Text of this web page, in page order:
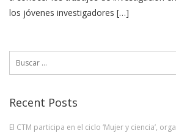
los jóvenes investigadores […]
Recent Posts
El CTM participa en el ciclo ‘Mujer y ciencia’,